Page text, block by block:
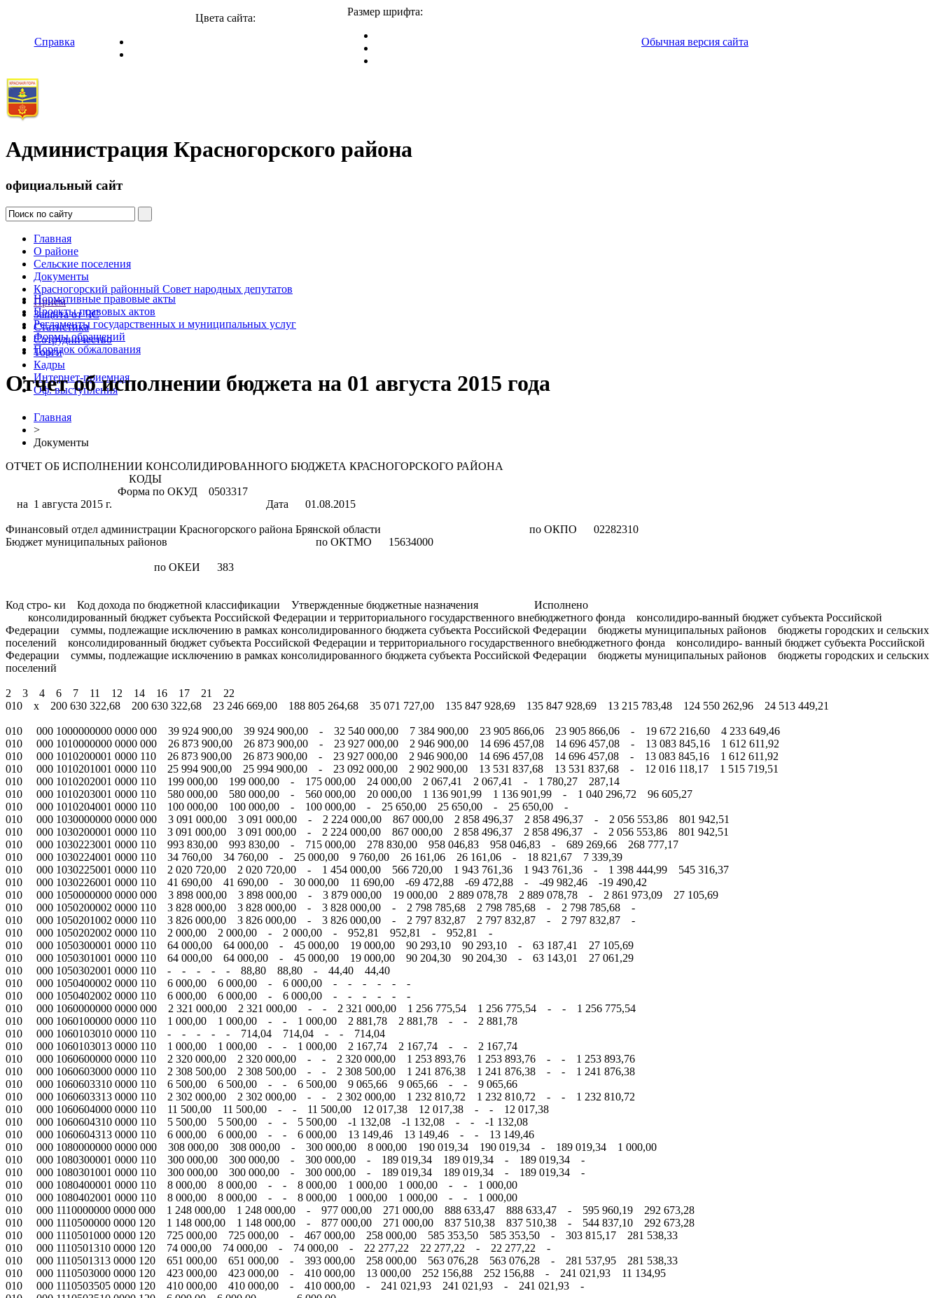
Справка
Цвета сайта:
Размер шрифта:
Обычная версия сайта
Администрация Красногорского района
официальный сайт
Главная
О районе
Сельские поселения
Документы
Красногорский районный Совет народных депутатов
Прием
Защита от ЧС
Статистика
Сотрудничество
Торги
Кадры
Интернет-приемная
Оф. выступления
Нормативные правовые акты
Проекты правовых актов
Регламенты государственных и муниципальных услуг
Формы обращений
Порядок обжалования
Отчет об исполнении бюджета на 01 августа 2015 года
Главная
>
Документы
ОТЧЕТ ОБ ИСПОЛНЕНИИ КОНСОЛИДИРОВАННОГО БЮДЖЕТА КРАСНОГОРСКОГО РАЙОНА
КОДЫ
Форма по ОКУД 0503317
на 1 августа 2015 г. Дата 01.08.2015
Финансовый отдел администрации Красногорского района Брянской области по ОКПО 02282310
Бюджет муниципальных районов по ОКТМО 15634000
по ОКЕИ 383
Код стро- ки Код дохода по бюджетной классификации Утвержденные бюджетные назначения Исполнено
консолидированный бюджет субъекта Российской Федерации и территориального государственного внебюджетного фонда консолидиро-ванный бюджет субъекта Российской
Федерации суммы, подлежащие исключению в рамках консолидированного бюджета субъекта Российской Федерации бюджеты муниципальных районов бюджеты городских и сельских
поселений консолидированный бюджет субъекта Российской Федерации и территориального государственного внебюджетного фонда консолидиро- ванный бюджет субъекта Российской
Федерации суммы, подлежащие исключению в рамках консолидированного бюджета субъекта Российской Федерации бюджеты муниципальных районов бюджеты городских и сельских
поселений
2 3 4 6 7 11 12 14 16 17 21 22
010 х 200 630 322,68 200 630 322,68 23 246 669,00 188 805 264,68 35 071 727,00 135 847 928,69 135 847 928,69 13 215 783,48 124 550 262,96 24 513 449,21
010 000 1000000000 0000 000 39 924 900,00 39 924 900,00 - 32 540 000,00 7 384 900,00 23 905 866,06 23 905 866,06 - 19 672 216,60 4 233 649,46
010 000 1010000000 0000 000 26 873 900,00 26 873 900,00 - 23 927 000,00 2 946 900,00 14 696 457,08 14 696 457,08 - 13 083 845,16 1 612 611,92
010 000 1010200001 0000 110 26 873 900,00 26 873 900,00 - 23 927 000,00 2 946 900,00 14 696 457,08 14 696 457,08 - 13 083 845,16 1 612 611,92
010 000 1010201001 0000 110 25 994 900,00 25 994 900,00 - 23 092 000,00 2 902 900,00 13 531 837,68 13 531 837,68 - 12 016 118,17 1 515 719,51
010 000 1010202001 0000 110 199 000,00 199 000,00 - 175 000,00 24 000,00 2 067,41 2 067,41 - 1 780,27 287,14
010 000 1010203001 0000 110 580 000,00 580 000,00 - 560 000,00 20 000,00 1 136 901,99 1 136 901,99 - 1 040 296,72 96 605,27
010 000 1010204001 0000 110 100 000,00 100 000,00 - 100 000,00 - 25 650,00 25 650,00 - 25 650,00 -
010 000 1030000000 0000 000 3 091 000,00 3 091 000,00 - 2 224 000,00 867 000,00 2 858 496,37 2 858 496,37 - 2 056 553,86 801 942,51
010 000 1030200001 0000 110 3 091 000,00 3 091 000,00 - 2 224 000,00 867 000,00 2 858 496,37 2 858 496,37 - 2 056 553,86 801 942,51
010 000 1030223001 0000 110 993 830,00 993 830,00 - 715 000,00 278 830,00 958 046,83 958 046,83 - 689 269,66 268 777,17
010 000 1030224001 0000 110 34 760,00 34 760,00 - 25 000,00 9 760,00 26 161,06 26 161,06 - 18 821,67 7 339,39
010 000 1030225001 0000 110 2 020 720,00 2 020 720,00 - 1 454 000,00 566 720,00 1 943 761,36 1 943 761,36 - 1 398 444,99 545 316,37
010 000 1030226001 0000 110 41 690,00 41 690,00 - 30 000,00 11 690,00 -69 472,88 -69 472,88 - -49 982,46 -19 490,42
010 000 1050000000 0000 000 3 898 000,00 3 898 000,00 - 3 879 000,00 19 000,00 2 889 078,78 2 889 078,78 - 2 861 973,09 27 105,69
010 000 1050200002 0000 110 3 828 000,00 3 828 000,00 - 3 828 000,00 - 2 798 785,68 2 798 785,68 - 2 798 785,68 -
010 000 1050201002 0000 110 3 826 000,00 3 826 000,00 - 3 826 000,00 - 2 797 832,87 2 797 832,87 - 2 797 832,87 -
010 000 1050202002 0000 110 2 000,00 2 000,00 - 2 000,00 - 952,81 952,81 - 952,81 -
010 000 1050300001 0000 110 64 000,00 64 000,00 - 45 000,00 19 000,00 90 293,10 90 293,10 - 63 187,41 27 105,69
010 000 1050301001 0000 110 64 000,00 64 000,00 - 45 000,00 19 000,00 90 204,30 90 204,30 - 63 143,01 27 061,29
010 000 1050302001 0000 110 - - - - - 88,80 88,80 - 44,40 44,40
010 000 1050400002 0000 110 6 000,00 6 000,00 - 6 000,00 - - - - - -
010 000 1050402002 0000 110 6 000,00 6 000,00 - 6 000,00 - - - - - -
010 000 1060000000 0000 000 2 321 000,00 2 321 000,00 - - 2 321 000,00 1 256 775,54 1 256 775,54 - - 1 256 775,54
010 000 1060100000 0000 110 1 000,00 1 000,00 - - 1 000,00 2 881,78 2 881,78 - - 2 881,78
010 000 1060103010 0000 110 - - - - - 714,04 714,04 - - 714,04
010 000 1060103013 0000 110 1 000,00 1 000,00 - - 1 000,00 2 167,74 2 167,74 - - 2 167,74
010 000 1060600000 0000 110 2 320 000,00 2 320 000,00 - - 2 320 000,00 1 253 893,76 1 253 893,76 - - 1 253 893,76
010 000 1060603000 0000 110 2 308 500,00 2 308 500,00 - - 2 308 500,00 1 241 876,38 1 241 876,38 - - 1 241 876,38
010 000 1060603310 0000 110 6 500,00 6 500,00 - - 6 500,00 9 065,66 9 065,66 - - 9 065,66
010 000 1060603313 0000 110 2 302 000,00 2 302 000,00 - - 2 302 000,00 1 232 810,72 1 232 810,72 - - 1 232 810,72
010 000 1060604000 0000 110 11 500,00 11 500,00 - - 11 500,00 12 017,38 12 017,38 - - 12 017,38
010 000 1060604310 0000 110 5 500,00 5 500,00 - - 5 500,00 -1 132,08 -1 132,08 - - -1 132,08
010 000 1060604313 0000 110 6 000,00 6 000,00 - - 6 000,00 13 149,46 13 149,46 - - 13 149,46
010 000 1080000000 0000 000 308 000,00 308 000,00 - 300 000,00 8 000,00 190 019,34 190 019,34 - 189 019,34 1 000,00
010 000 1080300001 0000 110 300 000,00 300 000,00 - 300 000,00 - 189 019,34 189 019,34 - 189 019,34 -
010 000 1080301001 0000 110 300 000,00 300 000,00 - 300 000,00 - 189 019,34 189 019,34 - 189 019,34 -
010 000 1080400001 0000 110 8 000,00 8 000,00 - - 8 000,00 1 000,00 1 000,00 - - 1 000,00
010 000 1080402001 0000 110 8 000,00 8 000,00 - - 8 000,00 1 000,00 1 000,00 - - 1 000,00
010 000 1110000000 0000 000 1 248 000,00 1 248 000,00 - 977 000,00 271 000,00 888 633,47 888 633,47 - 595 960,19 292 673,28
010 000 1110500000 0000 120 1 148 000,00 1 148 000,00 - 877 000,00 271 000,00 837 510,38 837 510,38 - 544 837,10 292 673,28
010 000 1110501000 0000 120 725 000,00 725 000,00 - 467 000,00 258 000,00 585 353,50 585 353,50 - 303 815,17 281 538,33
010 000 1110501310 0000 120 74 000,00 74 000,00 - 74 000,00 - 22 277,22 22 277,22 - 22 277,22 -
010 000 1110501313 0000 120 651 000,00 651 000,00 - 393 000,00 258 000,00 563 076,28 563 076,28 - 281 537,95 281 538,33
010 000 1110503000 0000 120 423 000,00 423 000,00 - 410 000,00 13 000,00 252 156,88 252 156,88 - 241 021,93 11 134,95
010 000 1110503505 0000 120 410 000,00 410 000,00 - 410 000,00 - 241 021,93 241 021,93 - 241 021,93 -